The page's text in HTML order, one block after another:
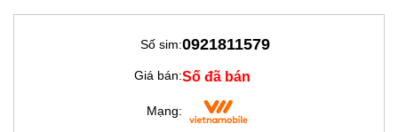
Số sim:0921811579
Giá bán:Số đã bán
Mạng: